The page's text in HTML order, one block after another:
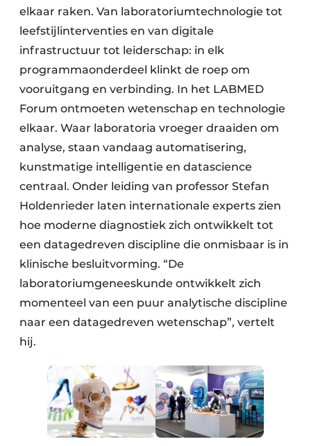
elkaar raken. Van laboratoriumtechnologie tot
leefstijlinterventies en van digitale
infrastructuur tot leiderschap: in elk
programmaonderdeel klinkt de roep om
vooruitgang en verbinding. In het LABMED
Forum ontmoeten wetenschap en technologie
elkaar. Waar laboratoria vroeger draaiden om
analyse, staan vandaag automatisering,
kunstmatige intelligentie en datascience
centraal. Onder leiding van professor Stefan
Holdenrieder laten internationale experts zien
hoe moderne diagnostiek zich ontwikkelt tot
een datagedreven discipline die onmisbaar is in
klinische besluitvorming. “De
laboratoriumgeneeskunde ontwikkelt zich
momenteel van een puur analytische discipline
naar een datagedreven wetenschap”, vertelt
hij.